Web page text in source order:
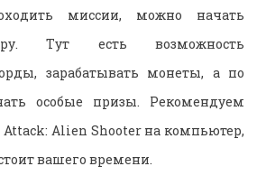
миссии, можно начать
Тут есть возможность
зарабатывать монеты, а по
особые призы. Рекомендуем
Attack: Alien Shooter на компьютер,
вашего времени.